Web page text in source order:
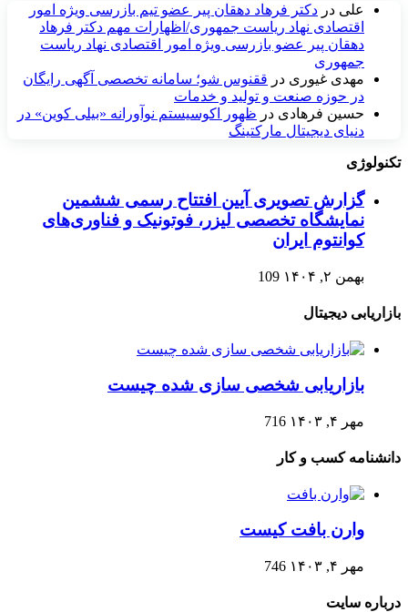
علی در دکتر فرهاد دهقان پیر عضو تيم بازرسی ويژه امور
اقتصادی نهاد رياست جمهوری/اظهارات مهم دکتر فرهاد
دهقان پیر عضو بازرسی ویژه امور اقتصادی نهاد ریاست
جمهوری
مهدی غیوری در ققنوس شو؛ سامانه تخصصی آگهی رایگان
در حوزه صنعت و تولید و خدمات
حسین فرهادی در ظهور اکوسیستم نوآورانه «بیلی کوین» در
دنیای دیجیتال مارکتینگ
تکنولوژی
گزارش تصویری آیین افتتاح رسمی ششمین
نمایشگاه تخصصی لیزر، فوتونیک و فناوری‌های
کوانتوم ایران
بهمن ۲, ۱۴۰۴ 109
بازاریابی دیجیتال
بازاریابی شخصی سازی شده چیست
مهر ۴, ۱۴۰۳ 716
دانشنامه کسب و کار
وارن بافت کیست
مهر ۴, ۱۴۰۳ 746
درباره سایت